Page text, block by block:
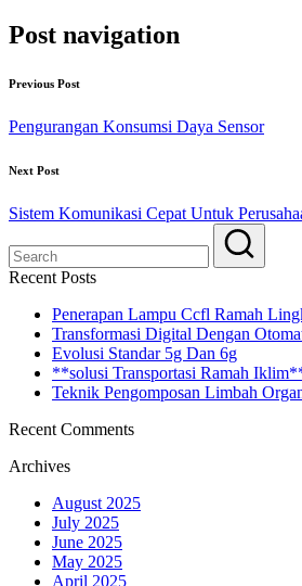
Post navigation
Previous Post
Pengurangan Konsumsi Daya Sensor
Next Post
Sistem Komunikasi Cepat Untuk
Recent Posts
Penerapan Lampu Ccfl Ramah
Transformasi Digital Dengan
Evolusi Standar 5g Dan 6g
**solusi Transportasi Ramah
Teknik Pengomposan Limbah
Recent Comments
Archives
August 2025
July 2025
June 2025
May 2025
April 2025